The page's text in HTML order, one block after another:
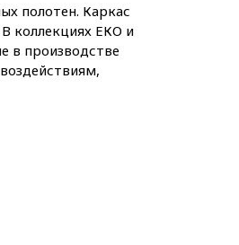
полотен. Каркас
коллекциях ЕКО и
в производстве